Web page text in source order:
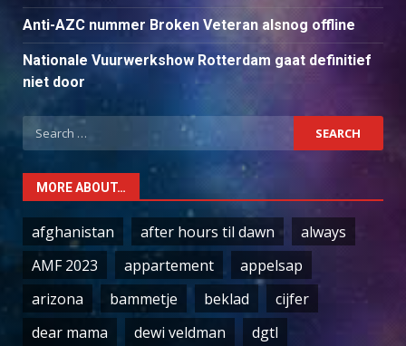
Anti-AZC nummer Broken Veteran alsnog offline
Nationale Vuurwerkshow Rotterdam gaat definitief
niet door
Search
for:
MORE ABOUT…
afghanistan after hours til dawn
always
AMF 2023
appartement
appelsap
arizona
bammetje beklad
cijfer
dear mama
dewi veldman
dgtl